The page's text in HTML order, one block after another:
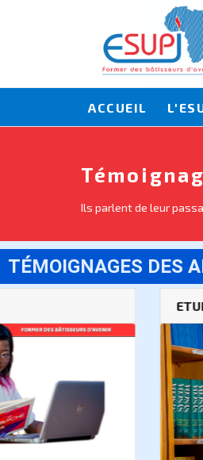
ACCUEIL
Ils parlent de leur
TÉMOIGNAGES DES